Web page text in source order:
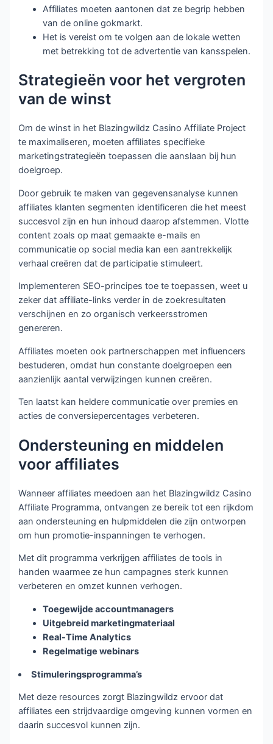
Affiliates moeten aantonen dat ze begrip hebben
van de online gokmarkt.
Het is vereist om te volgen aan de lokale wetten
met betrekking tot de advertentie van kansspelen.
Strategieën voor het vergroten
van de winst
Om de winst in het Blazingwildz Casino Affiliate Project
te maximaliseren, moeten affiliates specifieke
marketingstrategieën toepassen die aanslaan bij hun
doelgroep.
Door gebruik te maken van gegevensanalyse kunnen
affiliates klanten segmenten identificeren die het meest
succesvol zijn en hun inhoud daarop afstemmen. Vlotte
content zoals op maat gemaakte e-mails en
communicatie op social media kan een aantrekkelijk
verhaal creëren dat de participatie stimuleert.
Implementeren SEO-principes toe te toepassen, weet u
zeker dat affiliate-links verder in de zoekresultaten
verschijnen en zo organisch verkeersstromen
genereren.
Affiliates moeten ook partnerschappen met influencers
bestuderen, omdat hun constante doelgroepen een
aanzienlijk aantal verwijzingen kunnen creëren.
Ten laatst kan heldere communicatie over premies en
acties de conversiepercentages verbeteren.
Ondersteuning en middelen
voor affiliates
Wanneer affiliates meedoen aan het Blazingwildz Casino
Affiliate Programma, ontvangen ze bereik tot een rijkdom
aan ondersteuning en hulpmiddelen die zijn ontworpen
om hun promotie-inspanningen te verhogen.
Met dit programma verkrijgen affiliates de tools in
handen waarmee ze hun campagnes sterk kunnen
verbeteren en omzet kunnen verhogen.
Toegewijde accountmanagers
Uitgebreid marketingmateriaal
Real-Time Analytics
Regelmatige webinars
Stimuleringsprogramma’s
Met deze resources zorgt Blazingwildz ervoor dat
affiliates een strijdvaardige omgeving kunnen vormen en
daarin succesvol kunnen zijn.